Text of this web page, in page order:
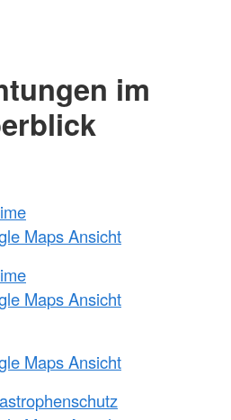
im
Maps Ansicht
Maps Ansicht
Maps Ansicht